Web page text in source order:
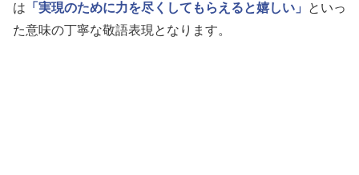
は 「実現のために力を尽くしてもらえると嬉しい」
といっ
た意味の丁寧な敬語表現となります。